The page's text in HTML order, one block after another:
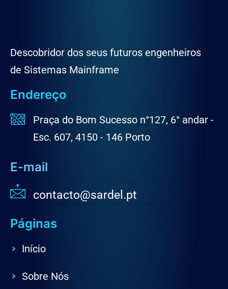
Descobridor dos seus futuros engenheiros
de Sistemas Mainframe
Endereço
Praça do Bom Sucesso n°127, 6° andar -
Esc. 607, 4150 - 146 Porto
E-mail
contacto@sardel.pt
Páginas
Início
Sobre Nós